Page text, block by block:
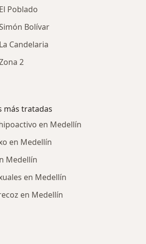
Poblado
Bolívar
Candelaria
2
más tratadas
en Medellín
en Medellín
Medellín
en Medellín
en Medellín